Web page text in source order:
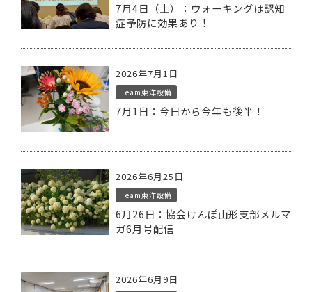
7月4日（土）：ウォーキングは認知
症予防に効果あり！
2026年7月1日
Team東洋設備
7月1日：今日から今年も後半！
2026年6月25日
Team東洋設備
6月26日：協会けんぽ山形支部メルマ
ガ6月号配信
2026年6月9日